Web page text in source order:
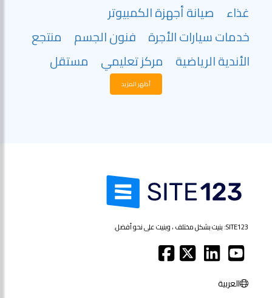
غذاء
صيانة أجهزة الكمبيوتر
خدمات سيارات الأجرة فنون الجسم
منتجع
الأندية الرياضية
مركز تعليمي مستقل
أظهر المزيد
SITE123: بنيت بشكل مختلف ، وبنيت على نحو أفضل.
العربية